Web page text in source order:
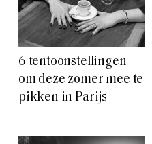
6 tentoonstellingen
om deze zomer mee te
pikken in Parijs